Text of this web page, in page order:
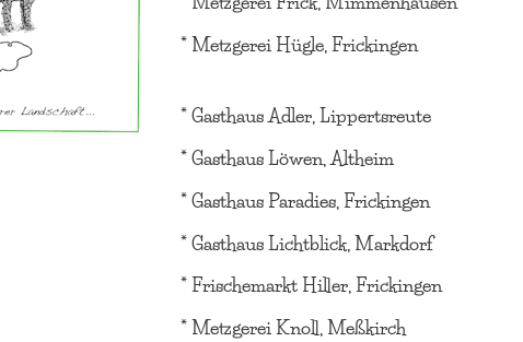
* Metzgerei Hügle, Frickingen
* Gasthaus Adler, Lippertsreute
* Gasthaus Löwen, Altheim
* Gasthaus Paradies, Frickingen
* Gasthaus Lichtblick, Markdorf
* Frischemarkt Hiller, Frickingen
* Metzgerei Knoll, Meßkirch